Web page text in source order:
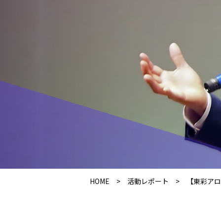
HOME > 活動レポート > 【東彩ア